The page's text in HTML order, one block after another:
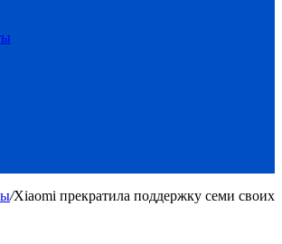
/Xiaomi прекратила поддержку семи своих